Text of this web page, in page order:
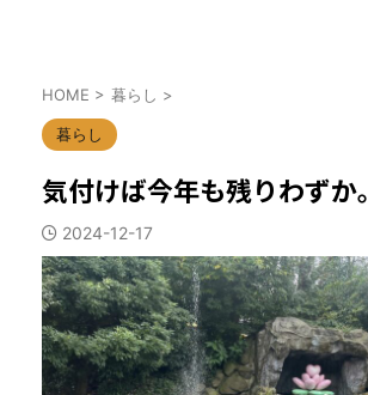
HOME > 暮らし >
暮らし
気付けば今年も残りわずか。
2024-12-17